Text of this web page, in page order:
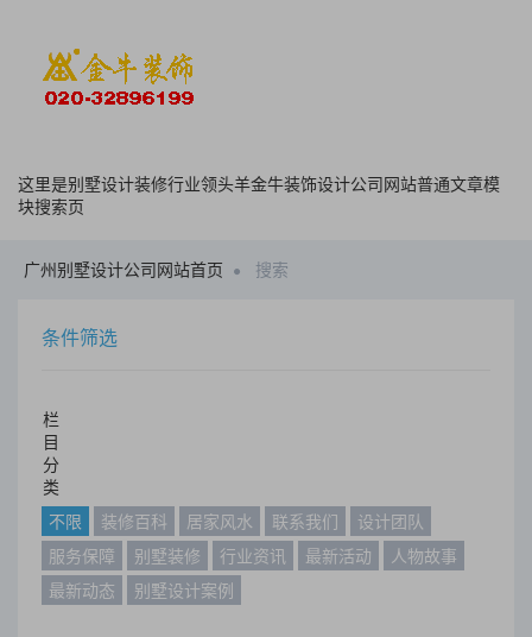
这里是别墅设计装修行业领头羊金牛装饰设计公司网站普通文章模
块搜索页
广州别墅设计公司网站首页 搜索
条件筛选
栏
目
分
类
不限
装修百科 居家风水 联系我们
设计团队
服务保障
别墅装修 行业资讯 最新活动
人物故事
最新动态
别墅设计案例